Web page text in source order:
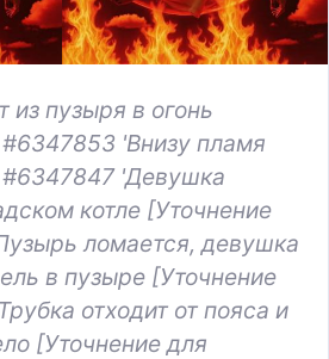
пузыря в огонь
'Внизу пламя
#6347847 'Девушка
котле [Уточнение
ломается, девушка
в пузыре [Уточнение
отходит от пояса и
[Уточнение для